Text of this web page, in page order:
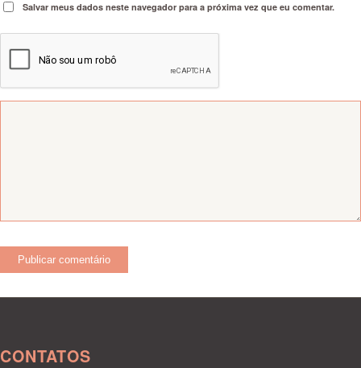
Salvar meus dados neste navegador para a próxima vez que eu comentar.
CONTATOS